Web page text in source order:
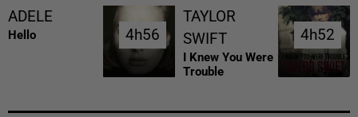
ADELE
Hello 4h56
4h56
TAYLOR
SWIFT
I Knew You Were
Trouble
4h52
4h52